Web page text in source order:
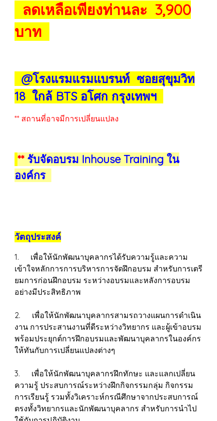
ลดเหลือเพียงท่านละ 3,900
บาท
@โรงแรมแรมแบรนท์ ซอยสุขุมวิท
18 ใกล้ BTS อโศก กรุงเทพฯ
** สถานที่อาจมีการเปลี่ยนแปลง
**รับจัดอบรม Inhouse Training ใน
องค์กร
วัตถุประสงค์
1. เพื่อให้นักพัฒนาบุคลากรได้รับความรู้และความ
เข้าใจหลักการการบริหารการจัดฝึกอบรม สำหรับการเตรี
ยมการก่อนฝึกอบรม ระหว่างอบรมและหลังการอบรม
อย่างมีประสิทธิภาพ
2. เพื่อให้นักพัฒนาบุคลากรสามรถวางแผนการดำเนิน
งาน การประสานงานที่ดีระหว่างวิทยากร และผู้เข้าอบรม
พร้อมประยุกต์การฝึกอบรมและพัฒนาบุคลากรในองค์กร
ให้ทันกับการเปลี่ยนแปลงต่างๆ
3. เพื่อให้นักพัฒนาบุคลากรฝึกทักษะ และแลกเปลี่ยน
ความรู้ ประสบการณ์ระหว่างฝึกกิจกรรมกลุ่ม กิจกรรม
การเรียนรู้ รวมทั้งวิเคราะห์กรณีศึกษาจากประสบการณ์
ตรงทั้งวิทยากรและนักพัฒนาบุคลากร สำหรับการนำไป